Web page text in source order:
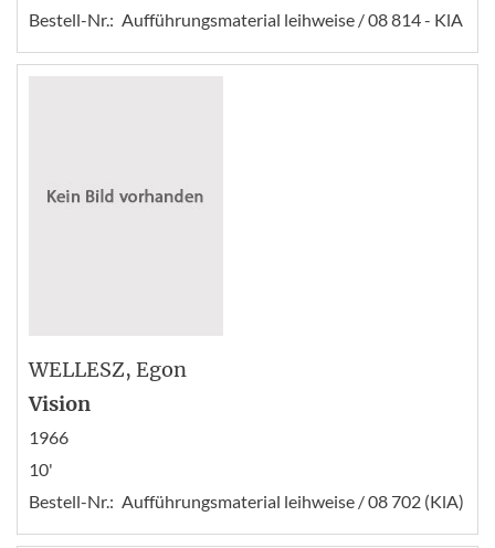
Bestell-Nr.: Aufführungsmaterial leihweise / 08 814 - KlA
WELLESZ, Egon
Vision
1966
10'
Bestell-Nr.: Aufführungsmaterial leihweise / 08 702 (KlA)